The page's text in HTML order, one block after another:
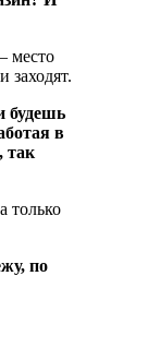
место
заходят.
будешь
в
так
только
по